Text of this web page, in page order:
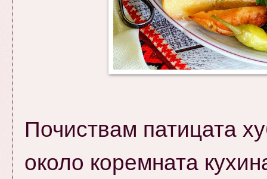
Почиствам патицата
около коремната